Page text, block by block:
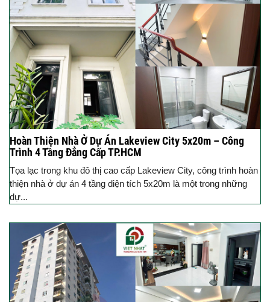
Hoàn Thiện Nhà Ở Dự Án Lakeview City 5x20m – Công
Trình 4 Tầng Đẳng Cấp TP.HCM
Tọa lạc trong khu đô thị cao cấp Lakeview City, công trình hoàn
thiện nhà ở dự án 4 tầng diện tích 5x20m là một trong những
dự...